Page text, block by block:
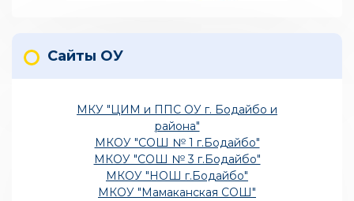
Сайты ОУ
МКУ "ЦИМ и ППС ОУ г. Бодайбо и
района"
МКОУ "СОШ № 1 г.Бодайбо"
МКОУ "СОШ № 3 г.Бодайбо"
МКОУ "НОШ г.Бодайбо"
МКОУ "Мамаканская СОШ"